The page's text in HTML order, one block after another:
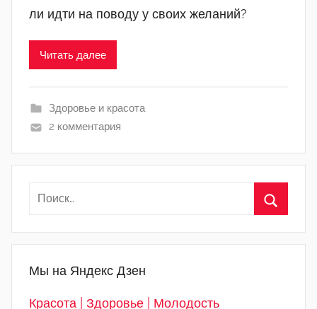
ли идти на поводу у своих желаний?
Читать далее
Здоровье и красота
2 комментария
Мы на Яндекс Дзен
Красота | Здоровье | Молодость